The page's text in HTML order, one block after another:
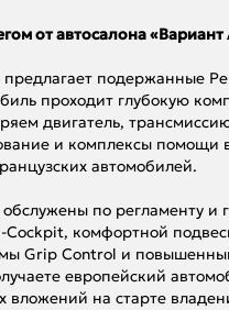
от автосалона «Вариант
предлагает подержанные
проходит глубокую
двигатель,
и комплексы помощи
автомобилей.
по регламенту
комфортной
Grip Control и
европейский
вложений на старте